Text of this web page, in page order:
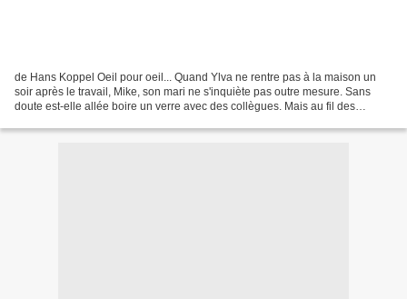
de Hans Koppel Oeil pour oeil... Quand Ylva ne rentre pas à la maison un
soir après le travail, Mike, son mari ne s'inquiète pas outre mesure. Sans
doute est-elle allée boire un verre avec des collègues. Mais au fil des